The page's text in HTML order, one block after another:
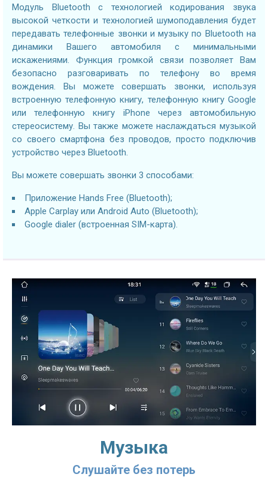
Модуль Bluetooth с технологией кодирования звука
высокой четкости и технологией шумоподавления будет
передавать телефонные звонки и музыку по Bluetooth на
динамики Вашего автомобиля с минимальными
искажениями. Функция громкой связи позволяет Вам
безопасно разговаривать по телефону во время
вождения. Вы можете совершать звонки, используя
встроенную телефонную книгу, телефонную книгу Google
или телефонную книгу iPhone через автомобильную
стереосистему. Вы также можете наслаждаться музыкой
со своего смартфона без проводов, просто подключив
устройство через Bluetooth.
Вы можете совершать звонки 3 способами:
Приложение Hands Free (Bluetooth);
Apple Carplay или Android Auto (Bluetooth);
Google dialer (встроенная SIM-карта).
Музыка
Слушайте без потерь